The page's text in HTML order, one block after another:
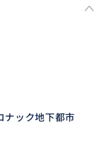
ナック地下都市